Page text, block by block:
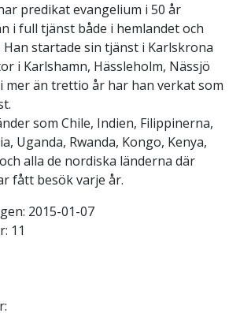
predikat evangelium i 50 år
i full tjänst både i hemlandet och
startade sin tjänst i Karlskrona
i Karlshamn, Hässleholm, Nässjö
mer än trettio år har han verkat som
som Chile, Indien, Filippinerna,
Uganda, Rwanda, Kongo, Kenya,
alla de nordiska länderna där
fått besök varje år.
2015-01-07
11